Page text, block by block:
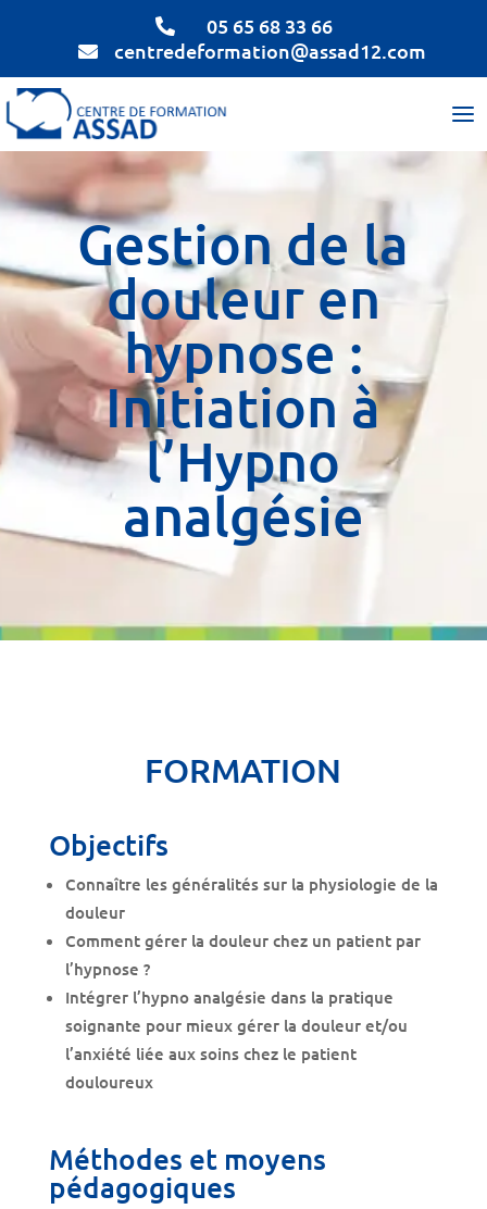
 05 65 68 33 66
 centredeformation@assad12.com
Gestion de la
douleur en
hypnose :
Initiation à
l’Hypno
analgésie
FORMATION
Objectifs
Connaître les généralités sur la physiologie de la
douleur
Comment gérer la douleur chez un patient par
l’hypnose ?
Intégrer l’hypno analgésie dans la pratique
soignante pour mieux gérer la douleur et/ou
l’anxiété liée aux soins chez le patient
douloureux
Méthodes et moyens
pédagogiques